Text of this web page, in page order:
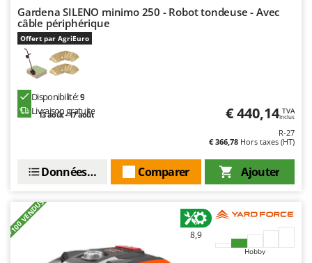
Gardena SILENO minimo 250 - Robot tondeuse - Avec
câble périphérique
Offert par AgriEuro
Disponibilité:9
Livraison gratuite
13 août - 17 août € 440,14 TVA
Inclus
R-27
€ 366,78 Hors taxes (HT)
Ajouter
Comparer
Données techniques
+100 VENDUS 8,9
Hobby